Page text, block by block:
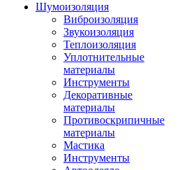
Шумоизоляция
Виброизоляция
Звукоизоляция
Теплоизоляция
Уплотнительные
материалы
Инструменты
Декоративные
материалы
Противоскрипичные
материалы
Мастика
Инструменты